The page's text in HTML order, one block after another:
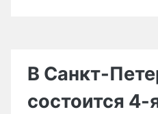
будет
на
В Санкт-
состоится 4-